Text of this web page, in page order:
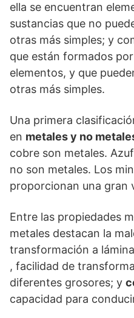
ella se encuentran
sustancias que no
otras más simples; y
que están formados
elementos, y que
otras más simples.
Una primera
en metales y no
cobre son metales.
no son metales. Los
proporcionan una gran
Entre las propiedades
metales destacan la
transformación a
, facilidad de
diferentes grosores; y
capacidad para